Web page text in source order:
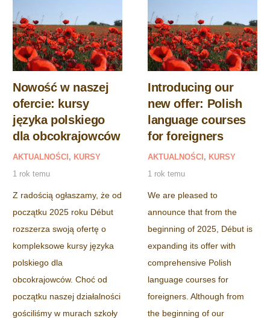
Nowość w naszej
ofercie: kursy
języka polskiego
dla obcokrajowców
AKTUALNOŚCI , KURSY
1 rok temu
Z radością ogłaszamy, że od
początku 2025 roku Début
rozszerza swoją ofertę o
kompleksowe kursy języka
polskiego dla
obcokrajowców. Choć od
początku naszej działalności
gościliśmy w murach szkoły
Introducing our
new offer: Polish
language courses
for foreigners
AKTUALNOŚCI , KURSY
1 rok temu
We are pleased to
announce that from the
beginning of 2025, Début is
expanding its offer with
comprehensive Polish
language courses for
foreigners. Although from
the beginning of our